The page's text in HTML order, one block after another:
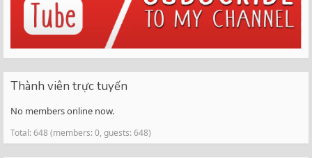
Thành viên trực tuyến
No members online now.
Total: 648 (members: 0, guests: 648)